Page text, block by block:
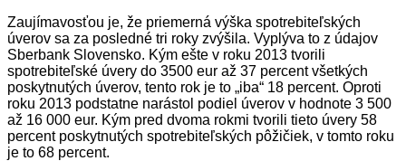
Zaujímavosťou je, že priemerná výška spotrebiteľských
úverov sa za posledné tri roky zvýšila. Vyplýva to z údajov
Sberbank Slovensko. Kým ešte v roku 2013 tvorili
spotrebiteľské úvery do 3500 eur až 37 percent všetkých
poskytnutých úverov, tento rok je to „iba“ 18 percent. Oproti
roku 2013 podstatne narástol podiel úverov v hodnote 3 500
až 16 000 eur. Kým pred dvoma rokmi tvorili tieto úvery 58
percent poskytnutých spotrebiteľských pôžičiek, v tomto roku
je to 68 percent.